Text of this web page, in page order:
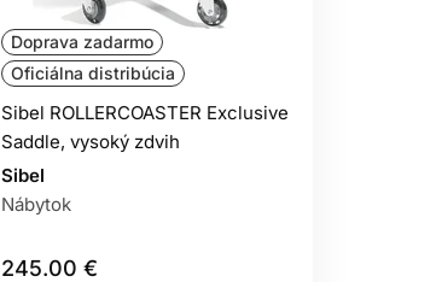
Doprava zadarmo
Oficiálna distribúcia
Sibel ROLLERCOASTER Exclusive
Saddle, vysoký zdvih
Sibel
Nábytok
245.00 €